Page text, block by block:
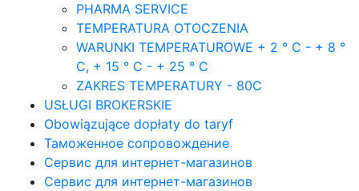
PHARMA SERVICE
TEMPERATURA OTOCZENIA
WARUNKI TEMPERATUROWE + 2 ° C - + 8 °
C, + 15 ° C - + 25 ° C
ZAKRES TEMPERATURY - 80C
USŁUGI BROKERSKIE
Obowiązujące dopłaty do taryf
Таможенное сопровождение
Сервис для интернет-магазинов
Сервис для интернет-магазинов